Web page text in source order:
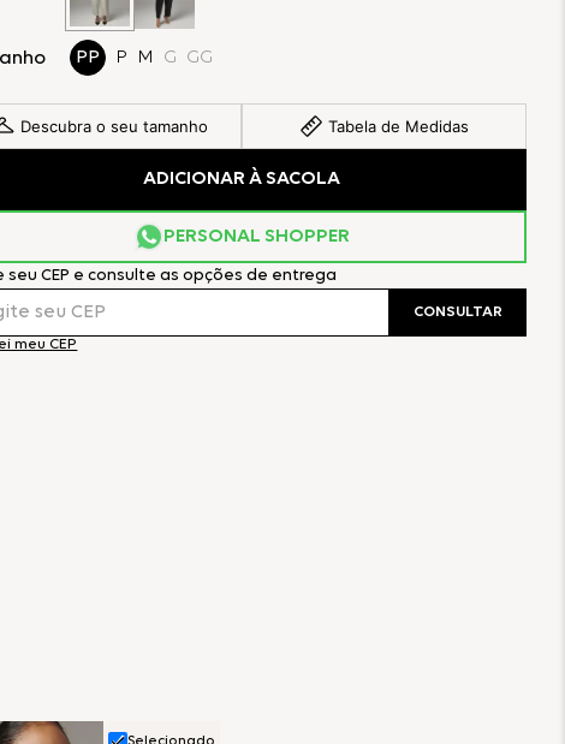
PP P M G GG
Descubra o seu tamanho Tabela de Medidas
ADICIONAR À SACOLA
PERSONAL SHOPPER
seu CEP e consulte as opções de entrega
meu CEP
CONSULTAR